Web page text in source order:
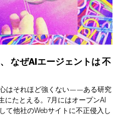
なぜAIエージェントは不
はそれほど強くない——ある研究
にたとえる。7月にはオープンAI
て他社のWebサイトに不正侵入し